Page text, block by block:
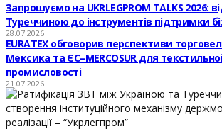
Запрошуємо на UKRLEGPROM TALKS 2026:
Туреччиною до інструментів підтримки
28.07.2026
EURATEX обговорив перспективи
Мексика та ЄС–MERCOSUR для
промисловості
21.07.2026